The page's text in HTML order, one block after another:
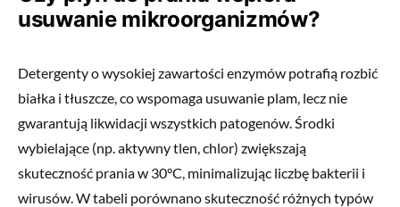
usuwanie mikroorganizmów?
Detergenty o wysokiej zawartości enzymów potrafią rozbić
białka i tłuszcze, co wspomaga usuwanie plam, lecz nie
gwarantują likwidacji wszystkich patogenów. Środki
wybielające (np. aktywny tlen, chlor) zwiększają
skuteczność prania w 30°C, minimalizując liczbę bakterii i
wirusów. W tabeli porównano skuteczność różnych typów